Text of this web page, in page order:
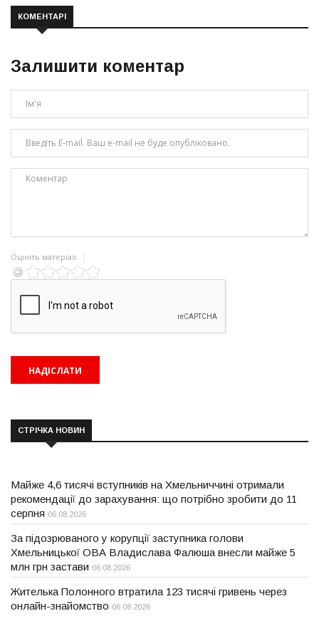
КОМЕНТАРІ
Залишити коментар
Оцініть матеріал
СТРІЧКА НОВИН
Майже 4,6 тисячі вступників на Хмельниччині отримали
рекомендації до зарахування: що потрібно зробити до 11
серпня 06.08.2026
За підозрюваного у корупції заступника голови
Хмельницької ОВА Владислава Фалюша внесли майже 5
млн грн застави 06.08.2026
Жителька Полонного втратила 123 тисячі гривень через
онлайн-знайомство 06.08.2026